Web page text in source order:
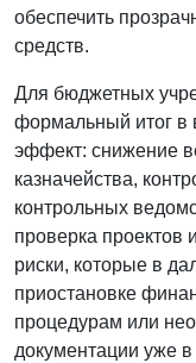
обеспечить
средств.
Для бюджетных
формальный итог в
эффект: снижение
казначейства,
контрольных
проверка проектов
риски, которые в
приостановке
процедурам или
документации уже